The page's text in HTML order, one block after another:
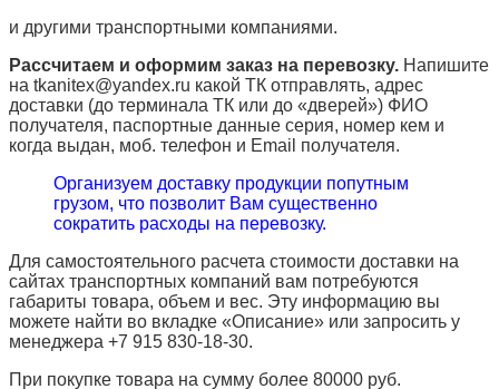
и другими транспортными компаниями.
Рассчитаем и оформим заказ на перевозку. Напишите
на tkanitex@yandex.ru какой ТК отправлять, адрес
доставки (до терминала ТК или до «дверей») ФИО
получателя, паспортные данные серия, номер кем и
когда выдан, моб. телефон и Email получателя.
Организуем доставку продукции попутным
грузом, что позволит Вам существенно
сократить расходы на перевозку.
Для самостоятельного расчета стоимости доставки на
сайтах транспортных компаний вам потребуются
габариты товара, объем и вес. Эту информацию вы
можете найти во вкладке «Описание» или запросить у
менеджера +7 915 830-18-30.
При покупке товара на сумму более 80000 руб.